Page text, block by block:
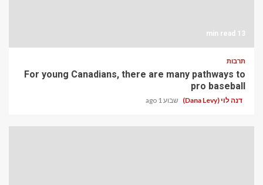
13 min read
תרבות
For young Canadians, there are many pathways to
pro baseball
דנה לוי (Dana Levy) שבוע 1 ago